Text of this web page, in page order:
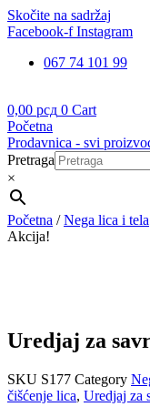
Skočite na sadržaj
Facebook-f Instagram
067 74 101 99
0,00 рсд 0 Cart
Početna
Prodavnica - svi
Pretraga
×
Početna /Nega lica i tela
Akcija!
Uredjaj za
SKU S177 Category
čišćenje lica, Uredjaj za